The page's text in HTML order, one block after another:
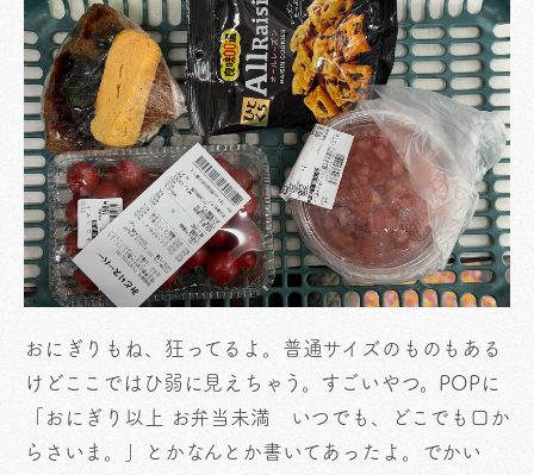
おにぎりもね、狂ってるよ。普通サイズのものもある
けどここではひ弱に見えちゃう。すごいやつ。POPに
「おにぎり以上 お弁当未満 いつでも、どこでも口か
らさいま。」とかなんとか書いてあったよ。でかい